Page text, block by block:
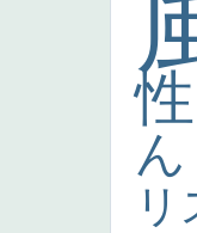
性
ん
リ